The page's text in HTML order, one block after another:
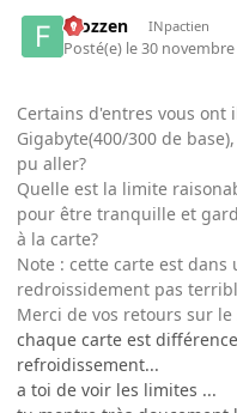
Frozzen INpactien
Posté(e) le 30
Certains d'entres vous ont
Gigabyte(400/300 de
pu aller?
Quelle est la limite
pour être tranquille et
à la carte?
Note : cette carte est dans
redroissidement pas
Merci de vos retours sur le
chaque carte est
refroidissement...
a toi de voir les limites ...